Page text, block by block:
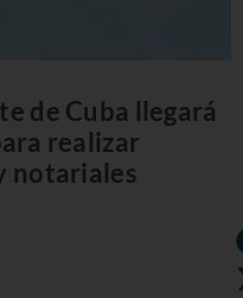
de Cuba llegará
realizar
notariales